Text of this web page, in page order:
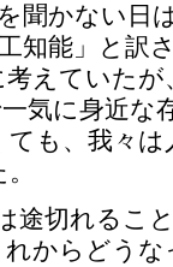
聞かない日
知能」と訳
えていたが
気に身近な
も、我々は
途切れるこ
からどう